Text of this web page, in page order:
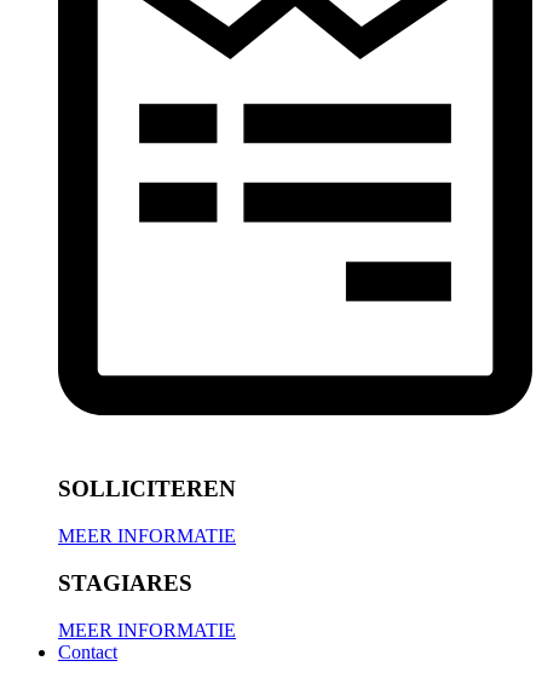
SOLLICITEREN
MEER INFORMATIE
STAGIARES
MEER INFORMATIE
Contact